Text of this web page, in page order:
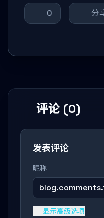
0 分
评论 (0)
发表评论
昵称
显示高级选项